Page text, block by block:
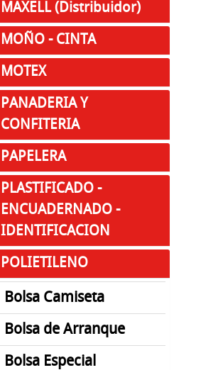
MAXELL (Distribuidor)
MOÑO - CINTA
MOTEX
PANADERIA Y
CONFITERIA
PAPELERA
PLASTIFICADO -
ENCUADERNADO -
IDENTIFICACION
POLIETILENO
Bolsa Camiseta
Bolsa de Arranque
Bolsa Especial